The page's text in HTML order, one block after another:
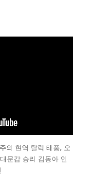
의 현역 탈락 태풍, 오
문갑 승리 김동아 인